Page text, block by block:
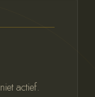
actief.